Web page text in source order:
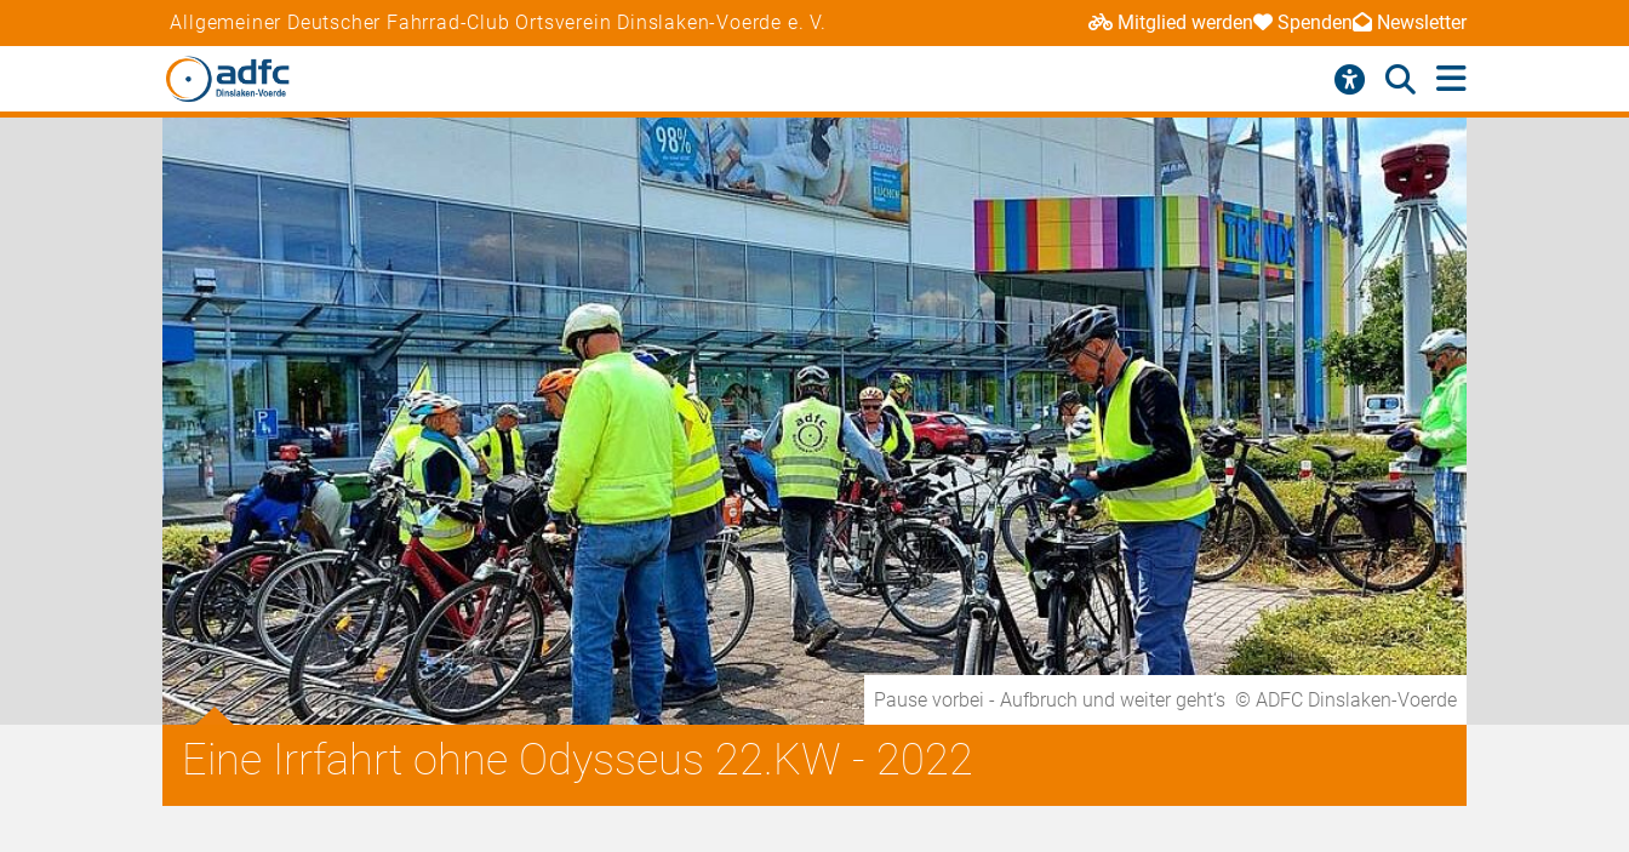
Allgemeiner Deutscher Fahrrad-Club Ortsverein Dinslaken-Voerde e. V. Mitglied werden Spenden Newsletter
Pause vorbei - Aufbruch und weiter geht‘s © ADFC Dinslaken-Voerde
Eine Irrfahrt ohne Odysseus 22.KW - 2022